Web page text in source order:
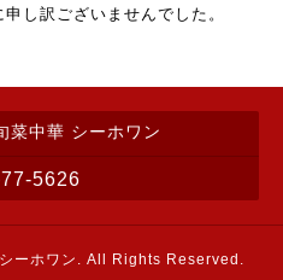
し訳ございませんでした。
菜中華 シーホワン
5626
ーホワン . All Rights Reserved.